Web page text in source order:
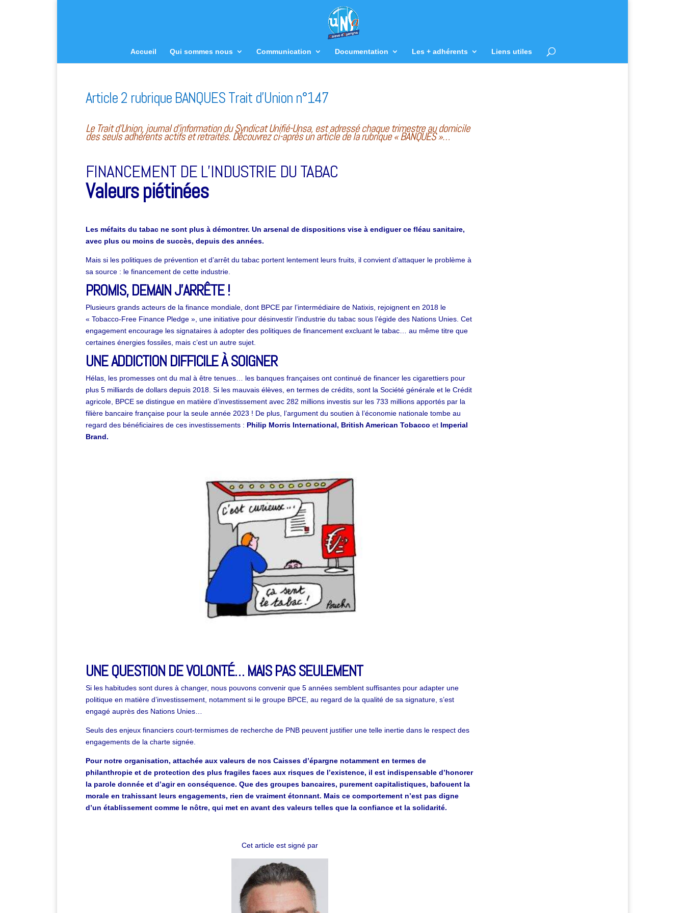
Accueil Qui sommes nous Communication Documentation Les + adhérents Liens utiles
Article 2 rubrique BANQUES Trait d’Union n°147
Le Trait d’Union, journal d’information du Syndicat Unifié-Unsa, est adressé chaque trimestre au domicile
des seuls adhérents actifs et retraités. Découvrez ci-après un article de la rubrique « BANQUES »…
FINANCEMENT DE L’INDUSTRIE DU TABAC
Valeurs piétinées
Les méfaits du tabac ne sont plus à démontrer. Un arsenal de dispositions vise à endiguer ce fléau sanitaire,
avec plus ou moins de succès, depuis des années.
Mais si les politiques de prévention et d’arrêt du tabac portent lentement leurs fruits, il convient d’attaquer le problème à
sa source : le financement de cette industrie.
PROMIS, DEMAIN J’ARRÊTE !
Plusieurs grands acteurs de la finance mondiale, dont BPCE par l’intermédiaire de Natixis, rejoignent en 2018 le
« Tobacco-Free Finance Pledge », une initiative pour désinvestir l’industrie du tabac sous l’égide des Nations Unies. Cet
engagement encourage les signataires à adopter des politiques de financement excluant le tabac… au même titre que
certaines énergies fossiles, mais c’est un autre sujet.
UNE ADDICTION DIFFICILE À SOIGNER
Hélas, les promesses ont du mal à être tenues… les banques françaises ont continué de financer les cigarettiers pour
plus 5 milliards de dollars depuis 2018. Si les mauvais élèves, en termes de crédits, sont la Société générale et le Crédit
agricole, BPCE se distingue en matière d’investissement avec 282 millions investis sur les 733 millions apportés par la
filière bancaire française pour la seule année 2023 ! De plus, l’argument du soutien à l’économie nationale tombe au
regard des bénéficiaires de ces investissements : Philip Morris International, British American Tobacco et Imperial
Brand.
UNE QUESTION DE VOLONTÉ… MAIS PAS SEULEMENT
Si les habitudes sont dures à changer, nous pouvons convenir que 5 années semblent suffisantes pour adapter une
politique en matière d’investissement, notamment si le groupe BPCE, au regard de la qualité de sa signature, s’est
engagé auprès des Nations Unies…
Seuls des enjeux financiers court-termismes de recherche de PNB peuvent justifier une telle inertie dans le respect des
engagements de la charte signée.
Pour notre organisation, attachée aux valeurs de nos Caisses d’épargne notamment en termes de
philanthropie et de protection des plus fragiles faces aux risques de l’existence, il est indispensable d’honorer
la parole donnée et d’agir en conséquence. Que des groupes bancaires, purement capitalistiques, bafouent la
morale en trahissant leurs engagements, rien de vraiment étonnant. Mais ce comportement n’est pas digne
d’un établissement comme le nôtre, qui met en avant des valeurs telles que la confiance et la solidarité.
Cet article est signé par